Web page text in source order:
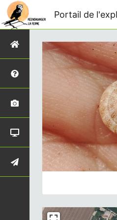
Portail de